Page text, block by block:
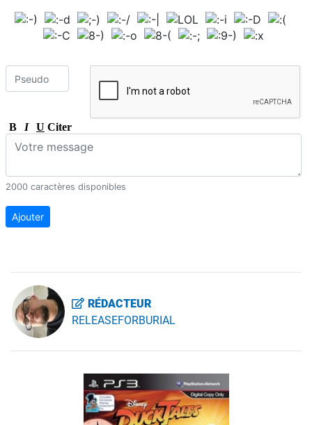
RÉDACTEUR
RELEASEFORBURIAL
B I U Citer
2000 caractères disponibles
Ajouter